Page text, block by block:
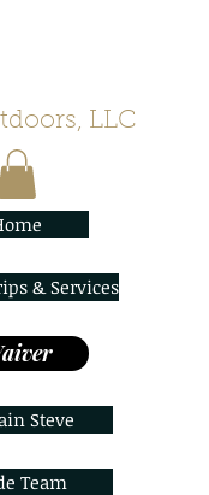
LLC
& Services
Steve
Team